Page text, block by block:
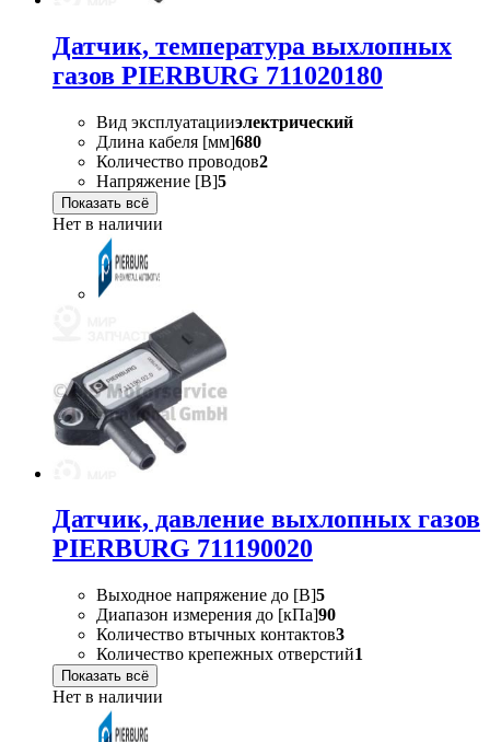
Датчик, температура выхлопных
газов PIERBURG 711020180
Вид эксплуатацииэлектрический
Длина кабеля [мм]680
Количество проводов2
Напряжение [В]5
Показать всё
Нет в наличии
Датчик, давление выхлопных газов
PIERBURG 711190020
Выходное напряжение до [В]5
Диапазон измерения до [кПа]90
Количество втычных контактов3
Количество крепежных отверстий1
Показать всё
Нет в наличии